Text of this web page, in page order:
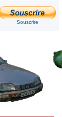
Souscrire